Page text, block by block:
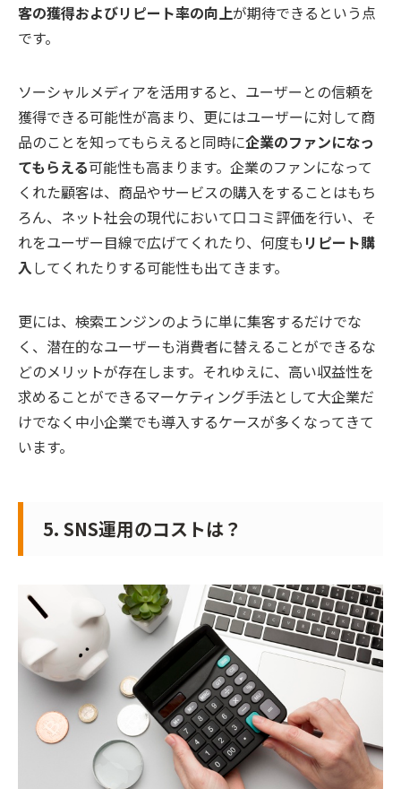
客の獲得およびリピート率の向上が期待できるという点
です。
ソーシャルメディアを活用すると、ユーザーとの信頼を
獲得できる可能性が高まり、更にはユーザーに対して商
品のことを知ってもらえると同時に企業のファンになっ
てもらえる可能性も高まります。企業のファンになって
くれた顧客は、商品やサービスの購入をすることはもち
ろん、ネット社会の現代において口コミ評価を行い、そ
れをユーザー目線で広げてくれたり、何度も リピート購
入してくれたりする可能性も出てきます。
更には、検索エンジンのように単に集客するだけでな
く、潜在的なユーザーも消費者に替えることができるな
どのメリットが存在します。それゆえに、高い収益性を
求めることができるマーケティング手法として大企業だ
けでなく中小企業でも導入するケースが多くなってきて
います。
5. SNS運用のコストは？